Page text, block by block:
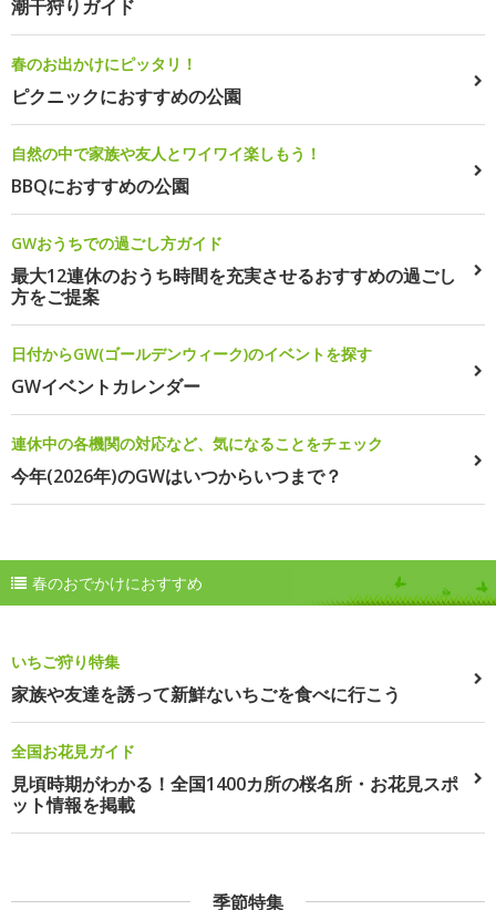
潮干狩りガイド
春のお出かけにピッタリ！
ピクニックにおすすめの公園
自然の中で家族や友人とワイワイ楽しもう！
BBQにおすすめの公園
GWおうちでの過ごし方ガイド
最大12連休のおうち時間を充実させるおすすめの過ごし
方をご提案
日付からGW(ゴールデンウィーク)のイベントを探す
GWイベントカレンダー
連休中の各機関の対応など、気になることをチェック
今年(2026年)のGWはいつからいつまで？
春のおでかけにおすすめ
いちご狩り特集
家族や友達を誘って新鮮ないちごを食べに行こう
全国お花見ガイド
見頃時期がわかる！全国1400カ所の桜名所・お花見スポ
ット情報を掲載
季節特集